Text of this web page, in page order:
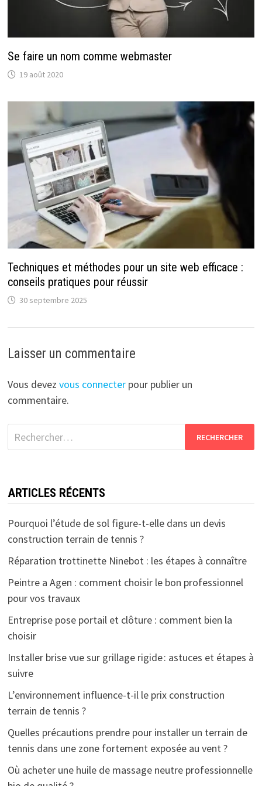
Se faire un nom comme webmaster
19 août 2020
Techniques et méthodes pour un site web efficace :
conseils pratiques pour réussir
30 septembre 2025
Laisser un commentaire
Vous devez vous connecterpour publier un
commentaire.
Rechercher :
ARTICLES RÉCENTS
Pourquoi l’étude de sol figure-t-elle dans un devis
construction terrain de tennis ?
Réparation trottinette Ninebot : les étapes à connaître
Peintre a Agen : comment choisir le bon professionnel
pour vos travaux
Entreprise pose portail et clôture : comment bien la
choisir
Installer brise vue sur grillage rigide : astuces et étapes à
suivre
L’environnement influence-t-il le prix construction
terrain de tennis ?
Quelles précautions prendre pour installer un terrain de
tennis dans une zone fortement exposée au vent ?
Où acheter une huile de massage neutre professionnelle